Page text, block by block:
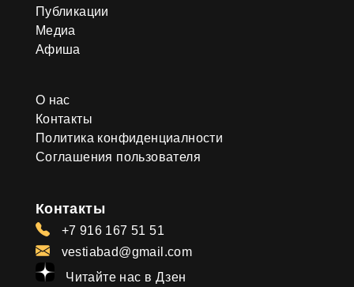
Публикации
Медиа
Афиша
О нас
Контакты
Политика конфиденциалности
Соглашения пользователя
Контакты
+7 916 167 51 51
vestiabad@gmail.com
Читайте нас в Дзен